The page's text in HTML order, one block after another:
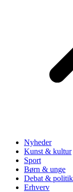
Nyheder
Kunst & kultur
Sport
Børn & unge
Debat & politik
Erhverv